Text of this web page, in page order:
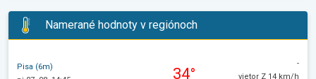
Namerané hodnoty v regiónoch
Pisa (6m)
34°
-
vietor Z 14 km/h